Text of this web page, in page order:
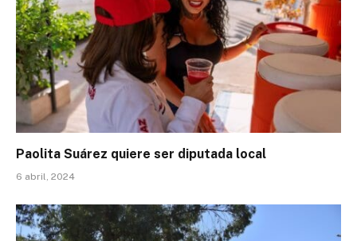
Paolita Suárez quiere ser diputada local
6 abril, 2024